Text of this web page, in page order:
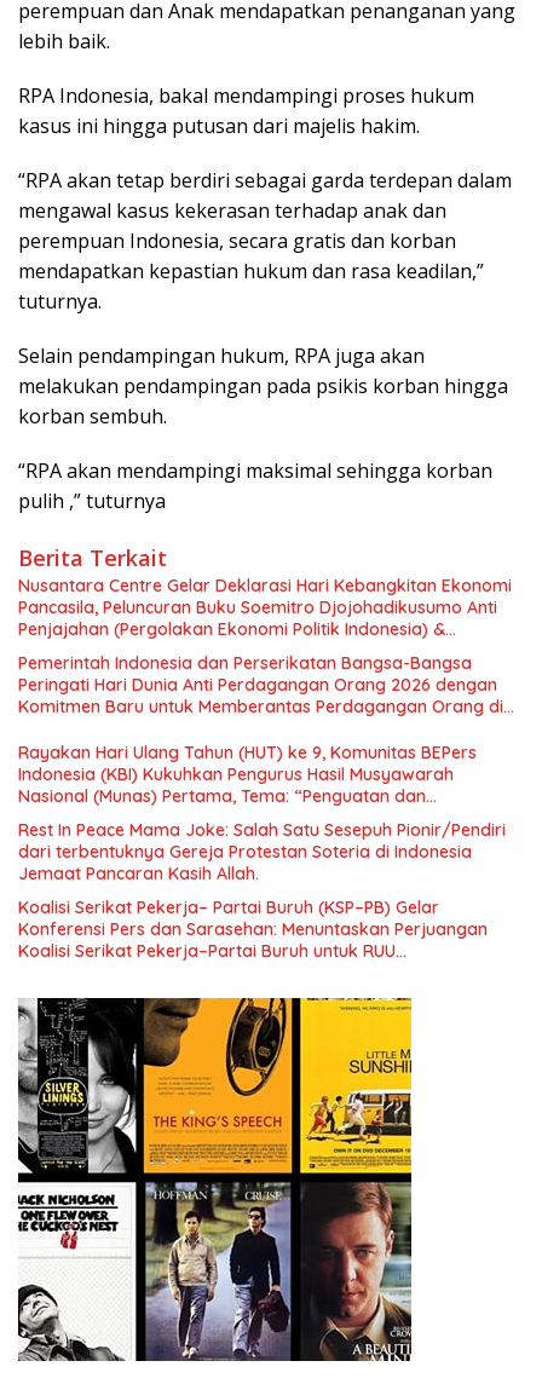
perempuan dan Anak mendapatkan penanganan yang
lebih baik.
RPA Indonesia, bakal mendampingi proses hukum
kasus ini hingga putusan dari majelis hakim.
“RPA akan tetap berdiri sebagai garda terdepan dalam
mengawal kasus kekerasan terhadap anak dan
perempuan Indonesia, secara gratis dan korban
mendapatkan kepastian hukum dan rasa keadilan,”
tuturnya.
Selain pendampingan hukum, RPA juga akan
melakukan pendampingan pada psikis korban hingga
korban sembuh.
“RPA akan mendampingi maksimal sehingga korban
pulih ,” tuturnya
Berita Terkait
Nusantara Centre Gelar Deklarasi Hari Kebangkitan Ekonomi
Pancasila, Peluncuran Buku Soemitro Djojohadikusumo Anti
Penjajahan (Pergolakan Ekonomi Politik Indonesia) &
Simposium Nasional “Urgensi Undang-Undang Perekonomian
Nasional dan Kesejahteraan Sosial dalam Menata Bangsa
Menuju Indonesia Emas 2045”,
Pemerintah Indonesia dan Perserikatan Bangsa-Bangsa
Peringati Hari Dunia Anti Perdagangan Orang 2026 dengan
Komitmen Baru untuk Memberantas Perdagangan Orang di
Rayakan Hari Ulang Tahun (HUT) ke 9, Komunitas BEPers
Indonesia (KBI) Kukuhkan Pengurus Hasil Musyawarah
Nasional (Munas) Pertama, Tema: “Penguatan dan
Pengembangan Organisasi KBI yang Berbasis Riset di seluruh
Indonesia dan Mancanegara”.
Rest In Peace Mama Joke: Salah Satu Sesepuh Pionir/Pendiri
dari terbentuknya Gereja Protestan Soteria di Indonesia
Jemaat Pancaran Kasih Allah.
Koalisi Serikat Pekerja– Partai Buruh (KSP–PB) Gelar
Konferensi Pers dan Sarasehan: Menuntaskan Perjuangan
Koalisi Serikat Pekerja–Partai Buruh untuk RUU